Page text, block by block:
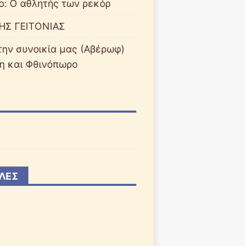
Ο αθλητής των ρεκόρ
ΓΕΙΤΟΝΙΑΣ
συνοικία μας (Αβέρωφ)
και Φθινόπωρο